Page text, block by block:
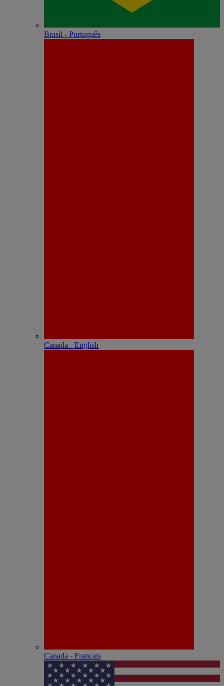
Brasil - Português
Canada - English
Canada - Français